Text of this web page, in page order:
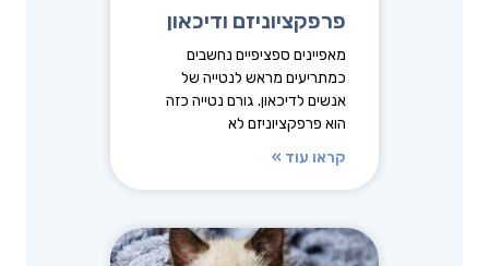
פרפקציוניזם ודיכאון
מאפיינים ספציפיים נחשבים
כמתריעים מראש לנטייה של
אנשים לדיכאון. גורם נטייה כזה
הוא פרפקציוניזם לא
קראו עוד »